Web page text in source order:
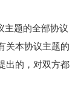
题的全部协议
关本协议主题的
出的，对双方都